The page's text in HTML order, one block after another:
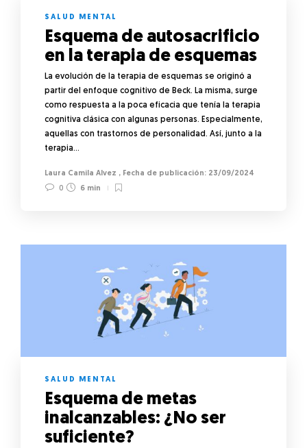
SALUD MENTAL
Esquema de autosacrificio
en la terapia de esquemas
La evolución de la terapia de esquemas se originó a
partir del enfoque cognitivo de Beck. La misma, surge
como respuesta a la poca eficacia que tenía la terapia
cognitiva clásica con algunas personas. Especialmente,
aquellas con trastornos de personalidad. Así, junto a la
terapia…
Laura Camila Alvez ,
23/09/2024
0
6 min
SALUD MENTAL
Esquema de metas
inalcanzables: ¿No ser
suficiente?